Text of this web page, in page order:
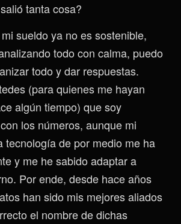
tanta cosa?
sueldo ya no es sostenible,
todo con calma, puedo
todo y dar respuestas.
(para quienes me hayan
algún tiempo) que soy
los números, aunque mi
tecnología de por medio me ha
y me he sabido adaptar a
Por ende, desde hace años
han sido mis mejores aliados
el nombre de dichas